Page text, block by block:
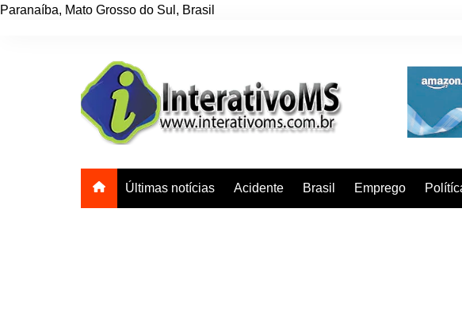
Paranaíba, Mato Grosso do Sul , Brasil
Últimas notícias Acidente Brasil Emprego